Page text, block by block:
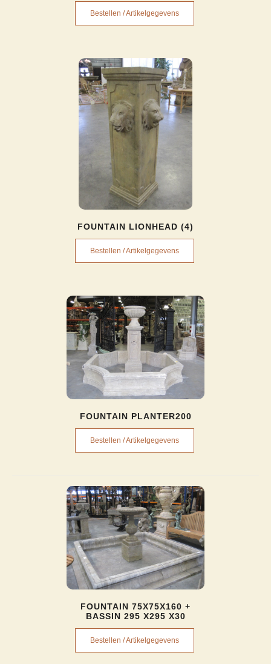
Bestellen / Artikelgegevens
FOUNTAIN LIONHEAD (4)
Bestellen / Artikelgegevens
FOUNTAIN PLANTER200
Bestellen / Artikelgegevens
FOUNTAIN 75X75X160 +
BASSIN 295 X295 X30
Bestellen / Artikelgegevens